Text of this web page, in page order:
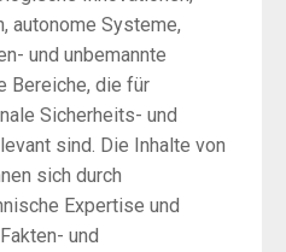
autonome Systeme,
und unbemannte
Bereiche, die für
Sicherheits- und
sind. Die Inhalte von
sich durch
Expertise und
und